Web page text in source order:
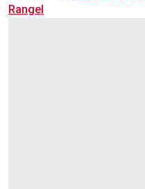
Rangel